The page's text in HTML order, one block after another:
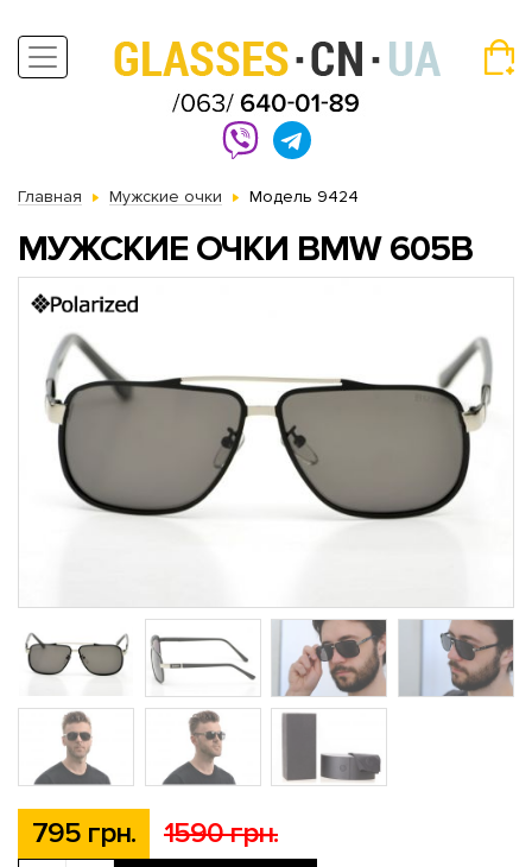
Главная Мужские очки Модель 9424
МУЖСКИЕ ОЧКИ BMW 605B
795 грн. 1590 грн.